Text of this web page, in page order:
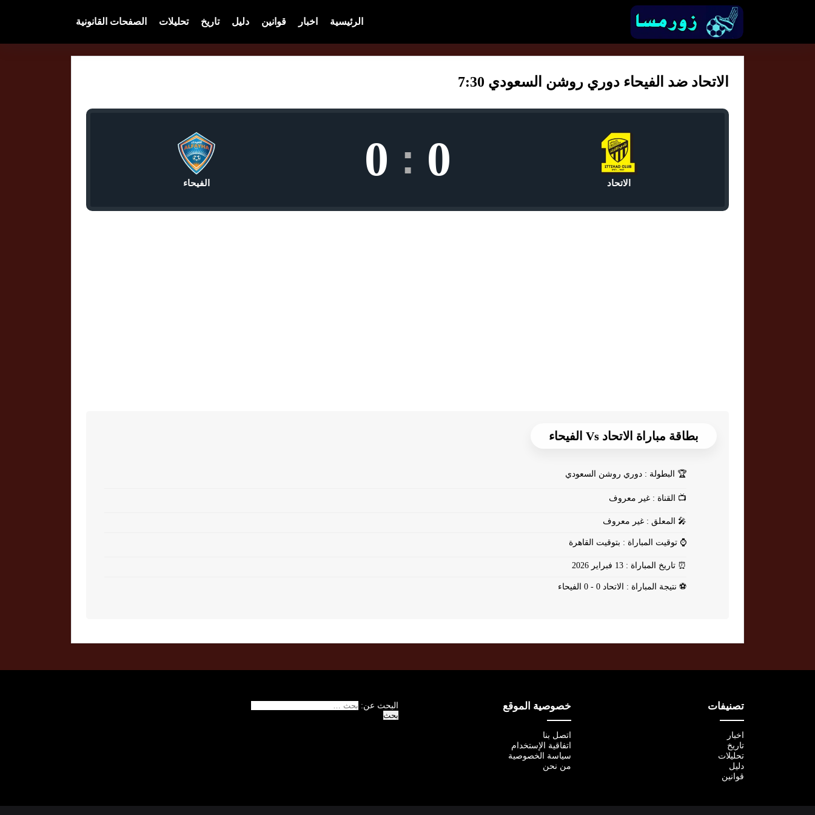
الرئيسية اخبار قوانين دليل تاريخ تحليلات الصفحات القانونية
الاتحاد ضد الفيحاء دوري روشن السعودي 7:30
الاتحاد 0
:
0 الفيحاء
بطاقة مباراة الاتحاد Vs الفيحاء
🏆 البطولة : دوري روشن السعودي
📺 القناة : غير معروف
🎤 المعلق : غير معروف
⌚ توقيت المباراة : بتوقيت القاهرة
⏰ تاريخ المباراة : 13 فبراير 2026
⚽ نتيجة المباراة : الاتحاد 0 - 0 الفيحاء
تصنيفات
اخبار
تاريخ
تحليلات
دليل
قوانين
خصوصية الموقع
اتصل بنا
اتفاقية الإستخدام
سياسة الخصوصية
من نحن
البحث عن: